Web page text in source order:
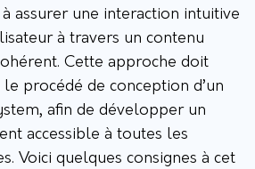
assurer une interaction intuitive
à travers un contenu
Cette approche doit
procédé de conception d’un
afin de développer un
accessible à toutes les
Voici quelques consignes à cet